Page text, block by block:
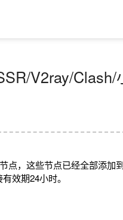
V2ray/Clash/
点，这些节点已经全部添加
效期24小时。